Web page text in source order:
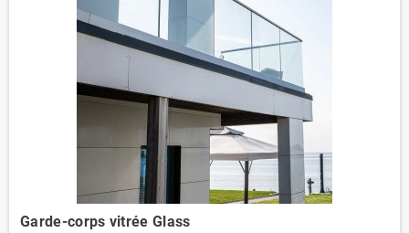
Garde-corps vitrée Glass